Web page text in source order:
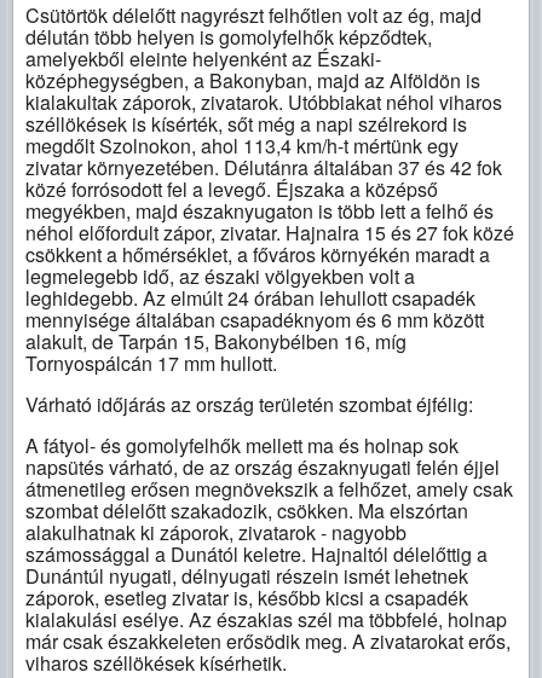
Csütörtök délelőtt nagyrészt felhőtlen volt az ég, majd
délután több helyen is gomolyfelhők képződtek,
amelyekből eleinte helyenként az Északi-
középhegységben, a Bakonyban, majd az Alföldön is
kialakultak záporok, zivatarok. Utóbbiakat néhol viharos
széllökések is kísérték, sőt még a napi szélrekord is
megdőlt Szolnokon, ahol 113,4 km/h-t mértünk egy
zivatar környezetében. Délutánra általában 37 és 42 fok
közé forrósodott fel a levegő. Éjszaka a középső
megyékben, majd északnyugaton is több lett a felhő és
néhol előfordult zápor, zivatar. Hajnalra 15 és 27 fok közé
csökkent a hőmérséklet, a főváros környékén maradt a
legmelegebb idő, az északi völgyekben volt a
leghidegebb. Az elmúlt 24 órában lehullott csapadék
mennyisége általában csapadéknyom és 6 mm között
alakult, de Tarpán 15, Bakonybélben 16, míg
Tornyospálcán 17 mm hullott.
Várható időjárás az ország területén szombat éjfélig:
A fátyol- és gomolyfelhők mellett ma és holnap sok
napsütés várható, de az ország északnyugati felén éjjel
átmenetileg erősen megnövekszik a felhőzet, amely csak
szombat délelőtt szakadozik, csökken. Ma elszórtan
alakulhatnak ki záporok, zivatarok - nagyobb
számossággal a Dunától keletre. Hajnaltól délelőttig a
Dunántúl nyugati, délnyugati részein ismét lehetnek
záporok, esetleg zivatar is, később kicsi a csapadék
kialakulási esélye. Az északias szél ma többfelé, holnap
már csak északkeleten erősödik meg. A zivatarokat erős,
viharos széllökések kísérhetik.